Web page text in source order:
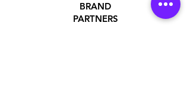
BRAND
PARTNERS